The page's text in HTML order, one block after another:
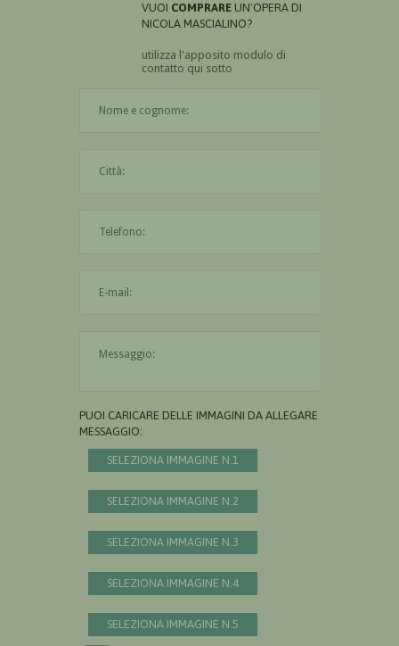
VUOI COMPRARE UN'OPERA DI
NICOLA MASCIALINO?
utilizza l'apposito modulo di
contatto qui sotto
PUOI CARICARE DELLE IMMAGINI DA ALLEGARE AL
MESSAGGIO:
SELEZIONA IMMAGINE N.1
SELEZIONA IMMAGINE N.2
SELEZIONA IMMAGINE N.3
SELEZIONA IMMAGINE N.4
SELEZIONA IMMAGINE N.5